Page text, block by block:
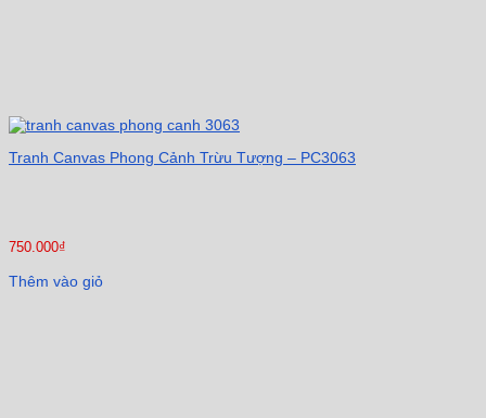
Tranh Canvas Phong Cảnh Trừu Tượng – PC3063
750.000₫
Thêm vào giỏ